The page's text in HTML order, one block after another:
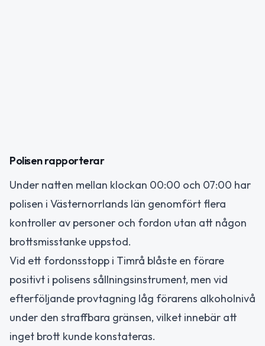
Polisen rapporterar
Under natten mellan klockan 00:00 och 07:00 har
polisen i Västernorrlands län genomfört flera
kontroller av personer och fordon utan att någon
brottsmisstanke uppstod.
Vid ett fordonsstopp i Timrå blåste en förare
positivt i polisens sållningsinstrument, men vid
efterföljande provtagning låg förarens alkoholnivå
under den straffbara gränsen, vilket innebär att
inget brott kunde konstateras.